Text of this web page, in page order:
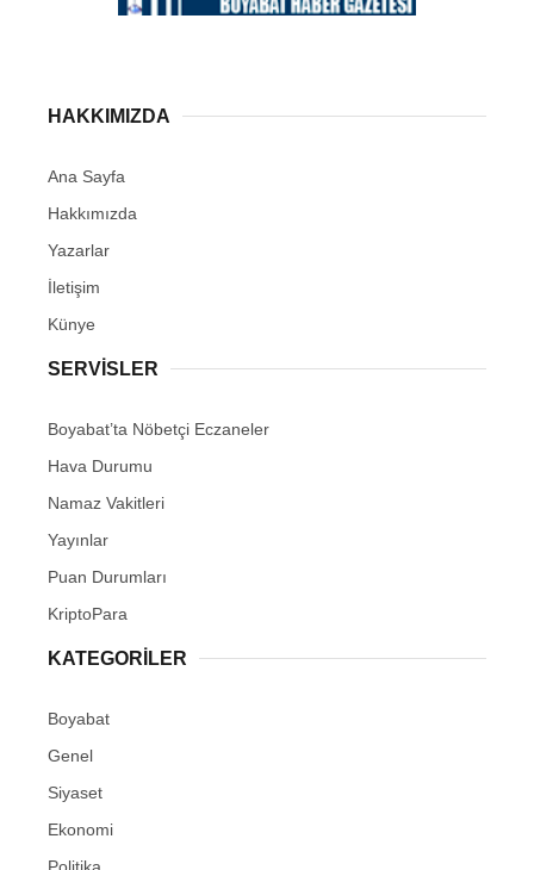
HAKKIMIZDA
Ana Sayfa
Hakkımızda
Yazarlar
İletişim
Künye
SERVISLER
Boyabat’ta Nöbetçi Eczaneler
Hava Durumu
Namaz Vakitleri
Yayınlar
Puan Durumları
KriptoPara
KATEGORILER
Boyabat
Genel
Siyaset
Ekonomi
Politika